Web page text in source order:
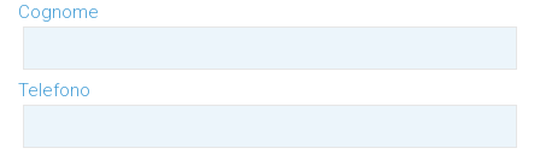
Cognome
Telefono